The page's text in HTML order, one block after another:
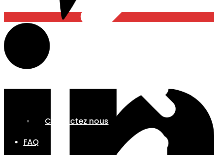
FAQ
Contactez nous